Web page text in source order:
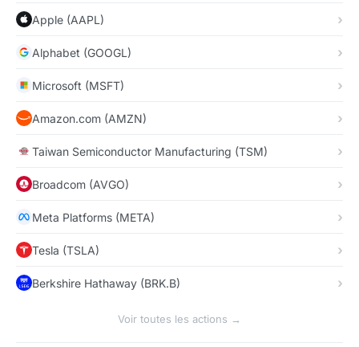
Apple (AAPL)
Alphabet (GOOGL)
Microsoft (MSFT)
Amazon.com (AMZN)
Taiwan Semiconductor Manufacturing (TSM)
Broadcom (AVGO)
Meta Platforms (META)
Tesla (TSLA)
Berkshire Hathaway (BRK.B)
Voir toutes les actions →